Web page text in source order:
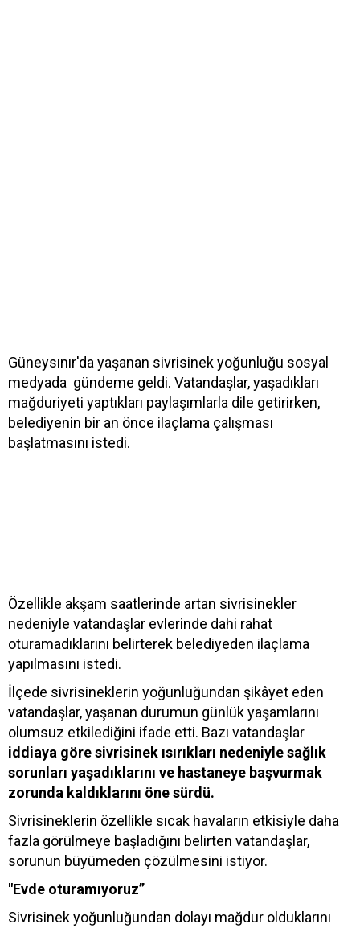
Güneysınır'da yaşanan sivrisinek yoğunluğu sosyal
medyada gündeme geldi. Vatandaşlar, yaşadıkları
mağduriyeti yaptıkları paylaşımlarla dile getirirken,
belediyenin bir an önce ilaçlama çalışması
başlatmasını istedi.
Özellikle akşam saatlerinde artan sivrisinekler
nedeniyle vatandaşlar evlerinde dahi rahat
oturamadıklarını belirterek belediyeden ilaçlama
yapılmasını istedi.
İlçede sivrisineklerin yoğunluğundan şikâyet eden
vatandaşlar, yaşanan durumun günlük yaşamlarını
olumsuz etkilediğini ifade etti. Bazı vatandaşlar
iddiaya göre sivrisinek ısırıkları nedeniyle sağlık
sorunları yaşadıklarını ve hastaneye başvurmak
zorunda kaldıklarını öne sürdü.
Sivrisineklerin özellikle sıcak havaların etkisiyle daha
fazla görülmeye başladığını belirten vatandaşlar,
sorunun büyümeden çözülmesini istiyor.
"Evde oturamıyoruz”
Sivrisinek yoğunluğundan dolayı mağdur olduklarını